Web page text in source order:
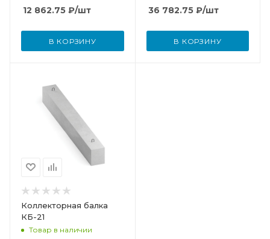
12 862.75 ₽/шт
В КОРЗИНУ
36 782.75₽/шт
В КОРЗИНУ
Коллекторная балка
КБ-21
Товар в наличии